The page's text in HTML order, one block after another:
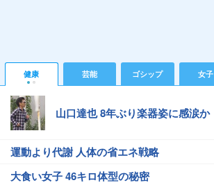
健康 芸能 ゴシップ 女子
山口達也 8年ぶり楽器姿に感涙か
運動より代謝 人体の省エネ戦略
大食い女子 46キロ体型の秘密